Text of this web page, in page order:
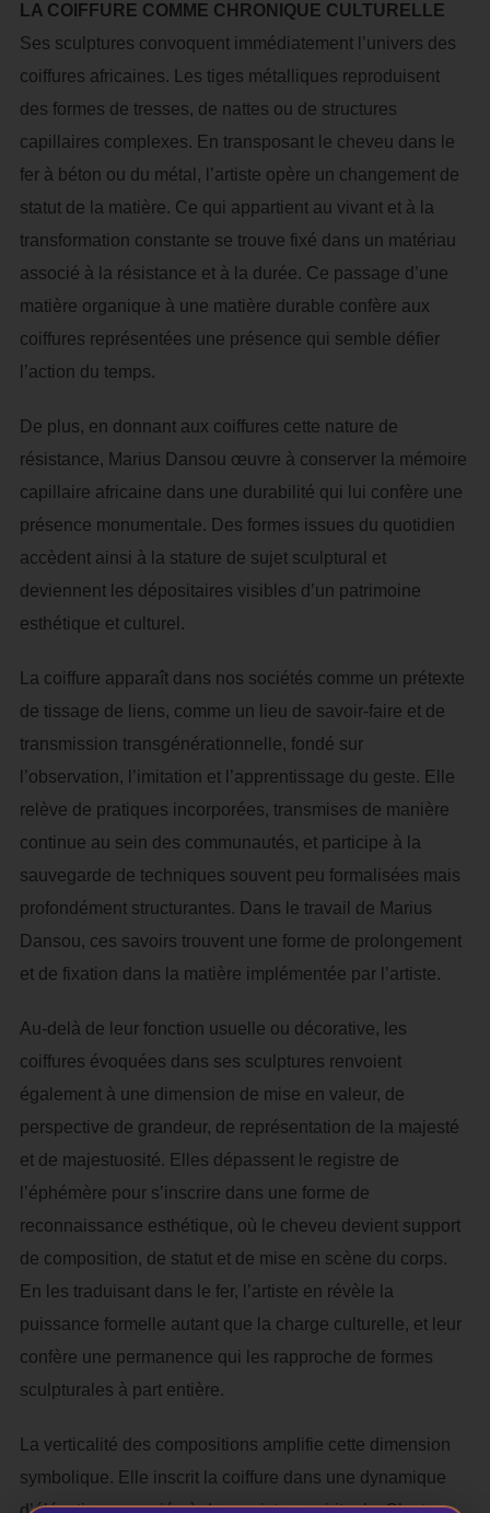
LA COIFFURE COMME CHRONIQUE CULTURELLE
Ses sculptures convoquent immédiatement l’univers des
coiffures africaines. Les tiges métalliques reproduisent
des formes de tresses, de nattes ou de structures
capillaires complexes. En transposant le cheveu dans le
fer à béton ou du métal, l’artiste opère un changement de
statut de la matière. Ce qui appartient au vivant et à la
transformation constante se trouve fixé dans un matériau
associé à la résistance et à la durée. Ce passage d’une
matière organique à une matière durable confère aux
coiffures représentées une présence qui semble défier
l’action du temps.
De plus, en donnant aux coiffures cette nature de
résistance, Marius Dansou œuvre à conserver la mémoire
capillaire africaine dans une durabilité qui lui confère une
présence monumentale. Des formes issues du quotidien
accèdent ainsi à la stature de sujet sculptural et
deviennent les dépositaires visibles d’un patrimoine
esthétique et culturel.
La coiffure apparaît dans nos sociétés comme un prétexte
de tissage de liens, comme un lieu de savoir-faire et de
transmission transgénérationnelle, fondé sur
l’observation, l’imitation et l’apprentissage du geste. Elle
relève de pratiques incorporées, transmises de manière
continue au sein des communautés, et participe à la
sauvegarde de techniques souvent peu formalisées mais
profondément structurantes. Dans le travail de Marius
Dansou, ces savoirs trouvent une forme de prolongement
et de fixation dans la matière implémentée par l’artiste.
Au-delà de leur fonction usuelle ou décorative, les
coiffures évoquées dans ses sculptures renvoient
également à une dimension de mise en valeur, de
perspective de grandeur, de représentation de la majesté
et de majestuosité. Elles dépassent le registre de
l’éphémère pour s’inscrire dans une forme de
reconnaissance esthétique, où le cheveu devient support
de composition, de statut et de mise en scène du corps.
En les traduisant dans le fer, l’artiste en révèle la
puissance formelle autant que la charge culturelle, et leur
confère une permanence qui les rapproche de formes
sculpturales à part entière.
La verticalité des compositions amplifie cette dimension
symbolique. Elle inscrit la coiffure dans une dynamique